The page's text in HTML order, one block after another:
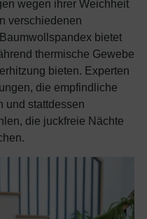
wegen ihrer Weichheit
verschiedenen
bietet
thermische Gewebe
bieten. Experten
die empfindliche
und stattdessen
die juckfreie Nächte